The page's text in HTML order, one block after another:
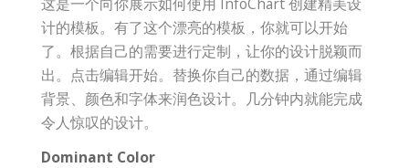
计的模板。有了这个漂亮的模板，你就可以开始
了。根据自己的需要进行定制，让你的设计脱颖而
出。点击编辑开始。替换你自己的数据，通过编辑
背景、颜色和字体来润色设计。几分钟内就能完成
令人惊叹的设计。
Dominant Color